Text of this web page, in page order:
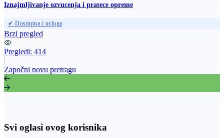
Iznajmljivanje ozvucenja i pratece opreme
✔ Dostupna i usluga
Brzi pregled
Pregledi: 414
Započni novu pretragu
Svi oglasi ovog korisnika